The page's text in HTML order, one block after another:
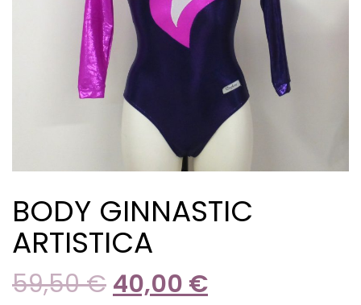
BODY GINNASTIC
ARTISTICA
59,50€ 40,00 €